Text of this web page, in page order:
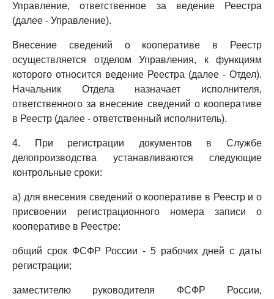
Управление, ответственное за ведение Реестра
(далее - Управление).
Внесение сведений о кооперативе в Реестр
осуществляется отделом Управления, к функциям
которого относится ведение Реестра (далее - Отдел).
Начальник Отдела назначает исполнителя,
ответственного за внесение сведений о кооперативе
в Реестр (далее - ответственный исполнитель).
4. При регистрации документов в Службе
делопроизводства устанавливаются следующие
контрольные сроки:
а) для внесения сведений о кооперативе в Реестр и о
присвоении регистрационного номера записи о
кооперативе в Реестре:
общий срок ФСФР России - 5 рабочих дней с даты
регистрации;
заместителю руководителя ФСФР России,